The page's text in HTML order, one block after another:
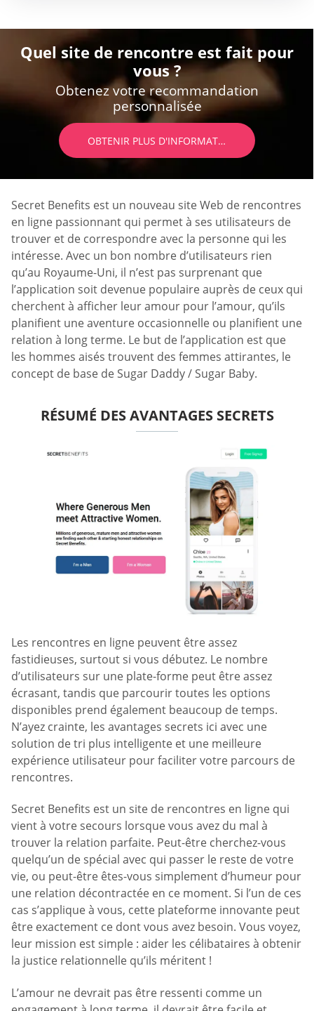
Quel site de rencontre est fait pour
vous ?
Obtenez votre recommandation
personnalisée
OBTENIR PLUS D'INFORMATIONS
Secret Benefits est un nouveau site Web de rencontres
en ligne passionnant qui permet à ses utilisateurs de
trouver et de correspondre avec la personne qui les
intéresse. Avec un bon nombre d’utilisateurs rien
qu’au Royaume-Uni, il n’est pas surprenant que
l’application soit devenue populaire auprès de ceux qui
cherchent à afficher leur amour pour l’amour, qu’ils
planifient une aventure occasionnelle ou planifient une
relation à long terme. Le but de l’application est que
les hommes aisés trouvent des femmes attirantes, le
concept de base de Sugar Daddy / Sugar Baby.
RÉSUMÉ DES AVANTAGES SECRETS
Les rencontres en ligne peuvent être assez
fastidieuses, surtout si vous débutez. Le nombre
d’utilisateurs sur une plate-forme peut être assez
écrasant, tandis que parcourir toutes les options
disponibles prend également beaucoup de temps.
N’ayez crainte, les avantages secrets ici avec une
solution de tri plus intelligente et une meilleure
expérience utilisateur pour faciliter votre parcours de
rencontres.
Secret Benefits est un site de rencontres en ligne qui
vient à votre secours lorsque vous avez du mal à
trouver la relation parfaite. Peut-être cherchez-vous
quelqu’un de spécial avec qui passer le reste de votre
vie, ou peut-être êtes-vous simplement d’humeur pour
une relation décontractée en ce moment. Si l’un de ces
cas s’applique à vous, cette plateforme innovante peut
être exactement ce dont vous avez besoin. Vous voyez,
leur mission est simple : aider les célibataires à obtenir
la justice relationnelle qu’ils méritent !
L’amour ne devrait pas être ressenti comme un